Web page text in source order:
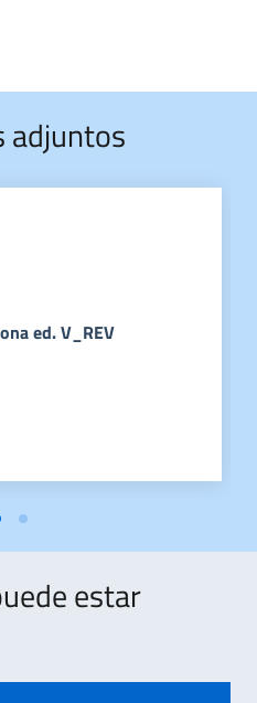
adjuntos
ed. V_REV
ED. V_REV IIC10LUGLIO
estar